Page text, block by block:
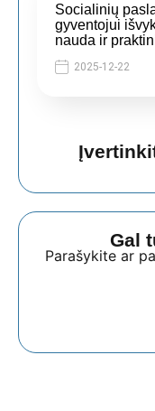
Socialinių
gyventojui
nauda ir
2025-12-22
Gal
Parašykite ar